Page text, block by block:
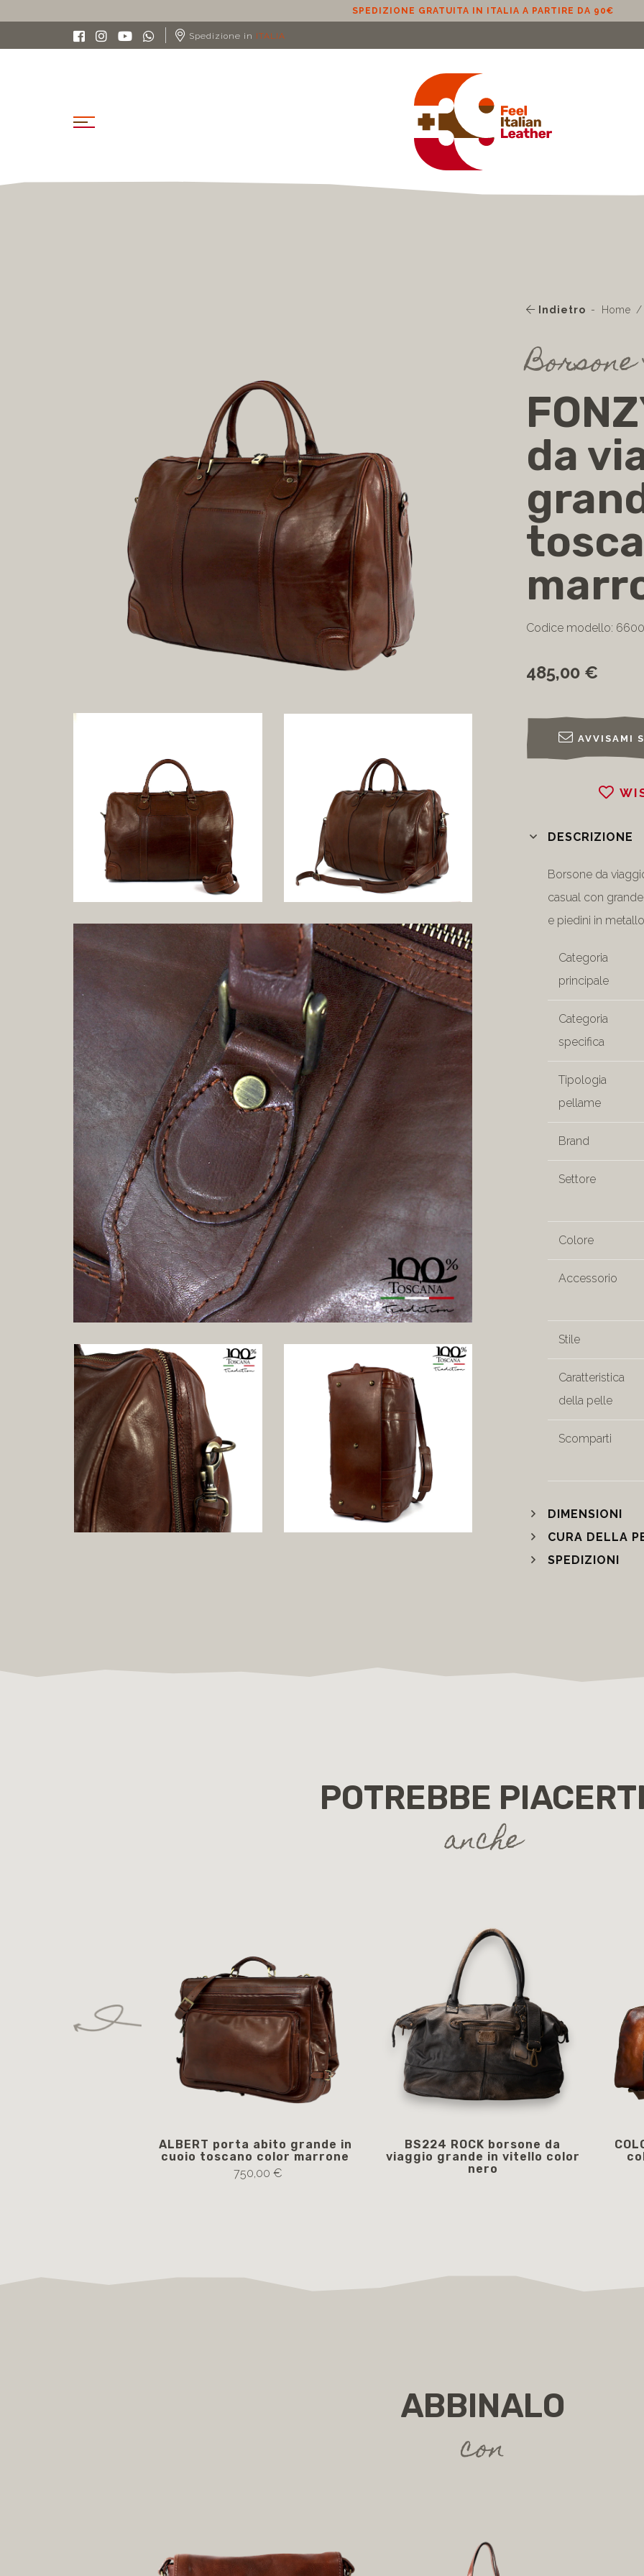
SPEDIZIONE GRATUITA IN UE (ESCLUSO CIPRO) A PARTIRE DA
Spedizione in ITALIA
Indietro Home
da
Codice modello:
485,00 €
AVVISAMI
DESCRIZIONE
Borsone da
casual con
e piedini in
Categoria
principale
Categoria
specifica
Tipologia
pellame
Brand
Settore
Colore
Accessorio
Stile
Caratteristica
della pelle
Scomparti
DIMENSIONI
CURA DELLA
SPEDIZIONI
POTREBBE
anche
ALBERT porta abito grande in
cuoio toscano color marrone
750,00 €
BS224 ROCK borsone da
viaggio grande in vitello color
nero
ABBINALO
con